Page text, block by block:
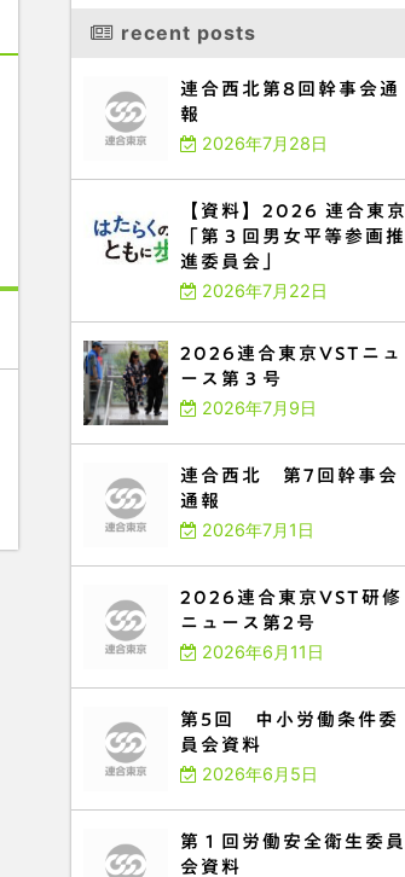
recent posts
連合西北第8回幹事会通
報
2026年7月28日
【資料】2026 連合東京
「第３回男女平等参画推
進委員会」
2026年7月22日
2026連合東京VSTニュ
ース第３号
2026年7月9日
連合西北 第7回幹事会
通報
2026年7月1日
2026連合東京VST研修
ニュース第2号
2026年6月11日
第5回 中小労働条件委
員会資料
2026年6月5日
第１回労働安全衛生委員
会資料